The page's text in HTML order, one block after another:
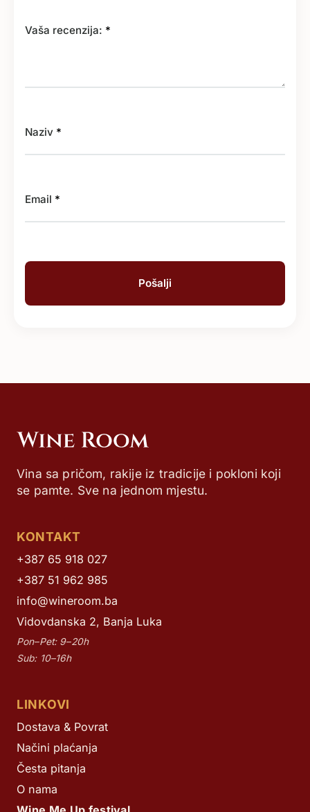
Vaša recenzija: *
Naziv *
Email *
Vina sa pričom, rakije iz tradicije i pokloni koji
se pamte. Sve na jednom mjestu.
KONTAKT
+387 65 918 027
+387 51 962 985
info@wineroom.ba
Vidovdanska 2, Banja Luka
Pon–Pet: 9–20h
Sub: 10–16h
LINKOVI
Dostava & Povrat
Načini plaćanja
Česta pitanja
O nama